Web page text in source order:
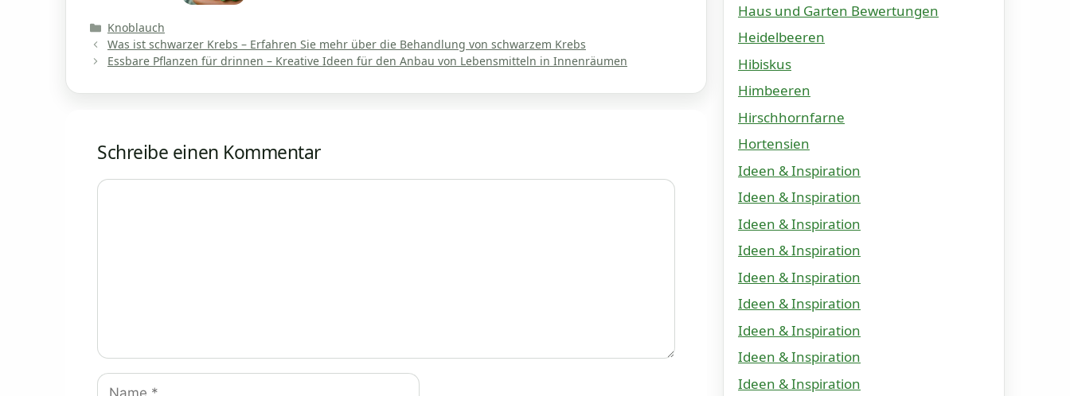
Kategorien
Knoblauch
Was ist schwarzer Krebs – Erfahren Sie mehr über die Behandlung von schwarzem Krebs
Essbare Pflanzen für drinnen – Kreative Ideen für den Anbau von Lebensmitteln in Innenräumen
Schreibe einen Kommentar
Kommentar
Name
Haus und Garten Bewertungen
Heidelbeeren
Hibiskus
Himbeeren
Hirschhornfarne
Hortensien
Ideen & Inspiration
Ideen & Inspiration
Ideen & Inspiration
Ideen & Inspiration
Ideen & Inspiration
Ideen & Inspiration
Ideen & Inspiration
Ideen & Inspiration
Ideen & Inspiration